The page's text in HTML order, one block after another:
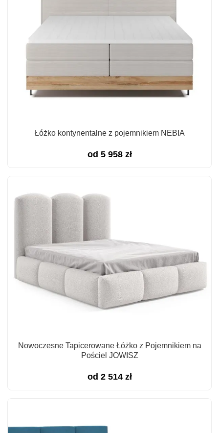
Łóżko kontynentalne z pojemnikiem NEBIA
od 5 958 zł
Nowoczesne Tapicerowane Łóżko z Pojemnikiem na
Pościel JOWISZ
od 2 514 zł